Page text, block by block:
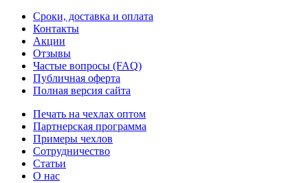
Сроки, доставка и оплата
Контакты
Акции
Отзывы
Частые вопросы (FAQ)
Публичная оферта
Полная версия сайта
Печать на чехлах оптом
Партнерская программа
Примеры чехлов
Сотрудничество
Статьи
О нас